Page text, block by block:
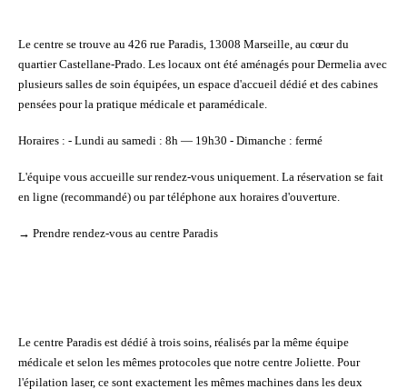
Le centre se trouve au 426 rue Paradis, 13008 Marseille, au cœur du
quartier Castellane-Prado. Les locaux ont été aménagés pour Dermelia avec
plusieurs salles de soin équipées, un espace d'accueil dédié et des cabines
pensées pour la pratique médicale et paramédicale.
Horaires : - Lundi au samedi : 8h — 19h30 - Dimanche : fermé
L'équipe vous accueille sur rendez-vous uniquement. La réservation se fait
en ligne (recommandé) ou par téléphone aux horaires d'ouverture.
→ Prendre rendez-vous au centre Paradis
Le centre Paradis est dédié à trois soins, réalisés par la même équipe
médicale et selon les mêmes protocoles que notre centre Joliette. Pour
l'épilation laser, ce sont exactement les mêmes machines dans les deux